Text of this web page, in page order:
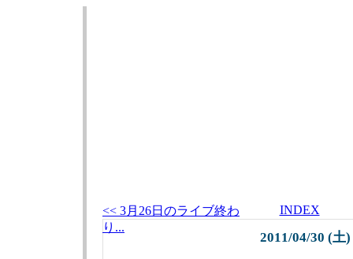
<< 3月26日のライブ終わ
り...
INDEX
2011/04/30 (土)